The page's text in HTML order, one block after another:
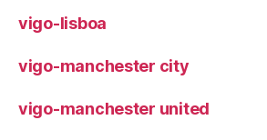
vigo-lisboa
vigo-manchester city
vigo-manchester united